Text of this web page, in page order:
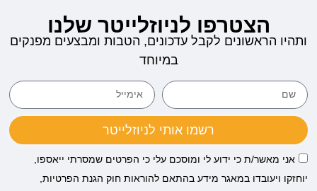
הצטרפו לניוזלייטר שלנו
ותהיו הראשונים לקבל עדכונים, הטבות ומבצעים מפנקים
במיוחד
רשמו אותי לניוזלייטר
אני מאשר/ת כי ידוע לי ומוסכם עלי כי הפרטים שמסרתי ייאספו,
יוחזקו ויעובדו במאגר מידע בהתאם להוראות חוק הגנת הפרטיות,